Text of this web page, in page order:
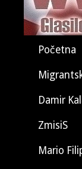
Početna
Damir
ZmisiS
Mario